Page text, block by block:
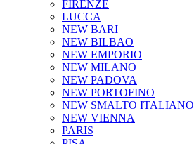
FIRENZE
LUCCA
NEW BARI
NEW BILBAO
NEW EMPORIO
NEW MILANO
NEW PADOVA
NEW PORTOFINO
NEW SMALTO ITALIANO
NEW VIENNA
PARIS